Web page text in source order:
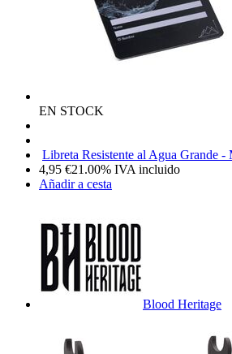
EN STOCK
Libreta Resistente al Agua Grande -
4,95 €21.00% IVA incluido
Añadir a cesta
Blood Heritage